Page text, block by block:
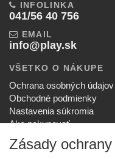
INFOLINKA
041/56 40 756
EMAIL
info@play.sk
VŠETKO O NÁKUPE
Ochrana osobných údajov
Obchodné podmienky
Nastavenia súkromia
Ako nakupovať
Reklamačný poriadok
SPOLOČNOSŤ
Zásady